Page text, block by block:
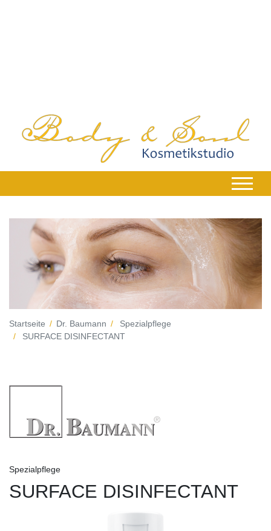
Startseite Dr. Baumann
Spezialpflege
SURFACE DISINFECTANT
Spezialpflege
SURFACE DISINFECTANT